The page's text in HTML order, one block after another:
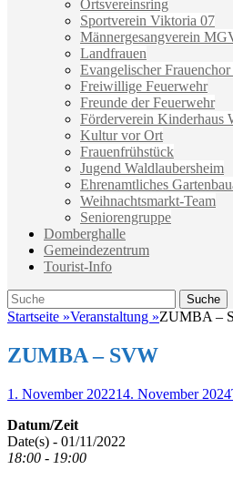
Ortsvereinsring
Sportverein Viktoria 07
Männergesangverein
Landfrauen
Evangelischer
Freiwillige Feuerwehr
Freunde der Feuerwehr
Förderverein Kinderhaus
Kultur vor Ort
Frauenfrühstück
Jugend Waldlaubersheim
Ehrenamtliches
Weihnachtsmarkt-Team
Seniorengruppe
Domberghalle
Gemeindezentrum
Tourist-Info
Suche
Suche
nach:
Startseite »Veranstaltung »ZUMBA –
ZUMBA – SVW
Veröffentlicht
1. November 202214. November 2024
Datum/Zeit
Date(s) - 01/11/2022
18:00 - 19:00